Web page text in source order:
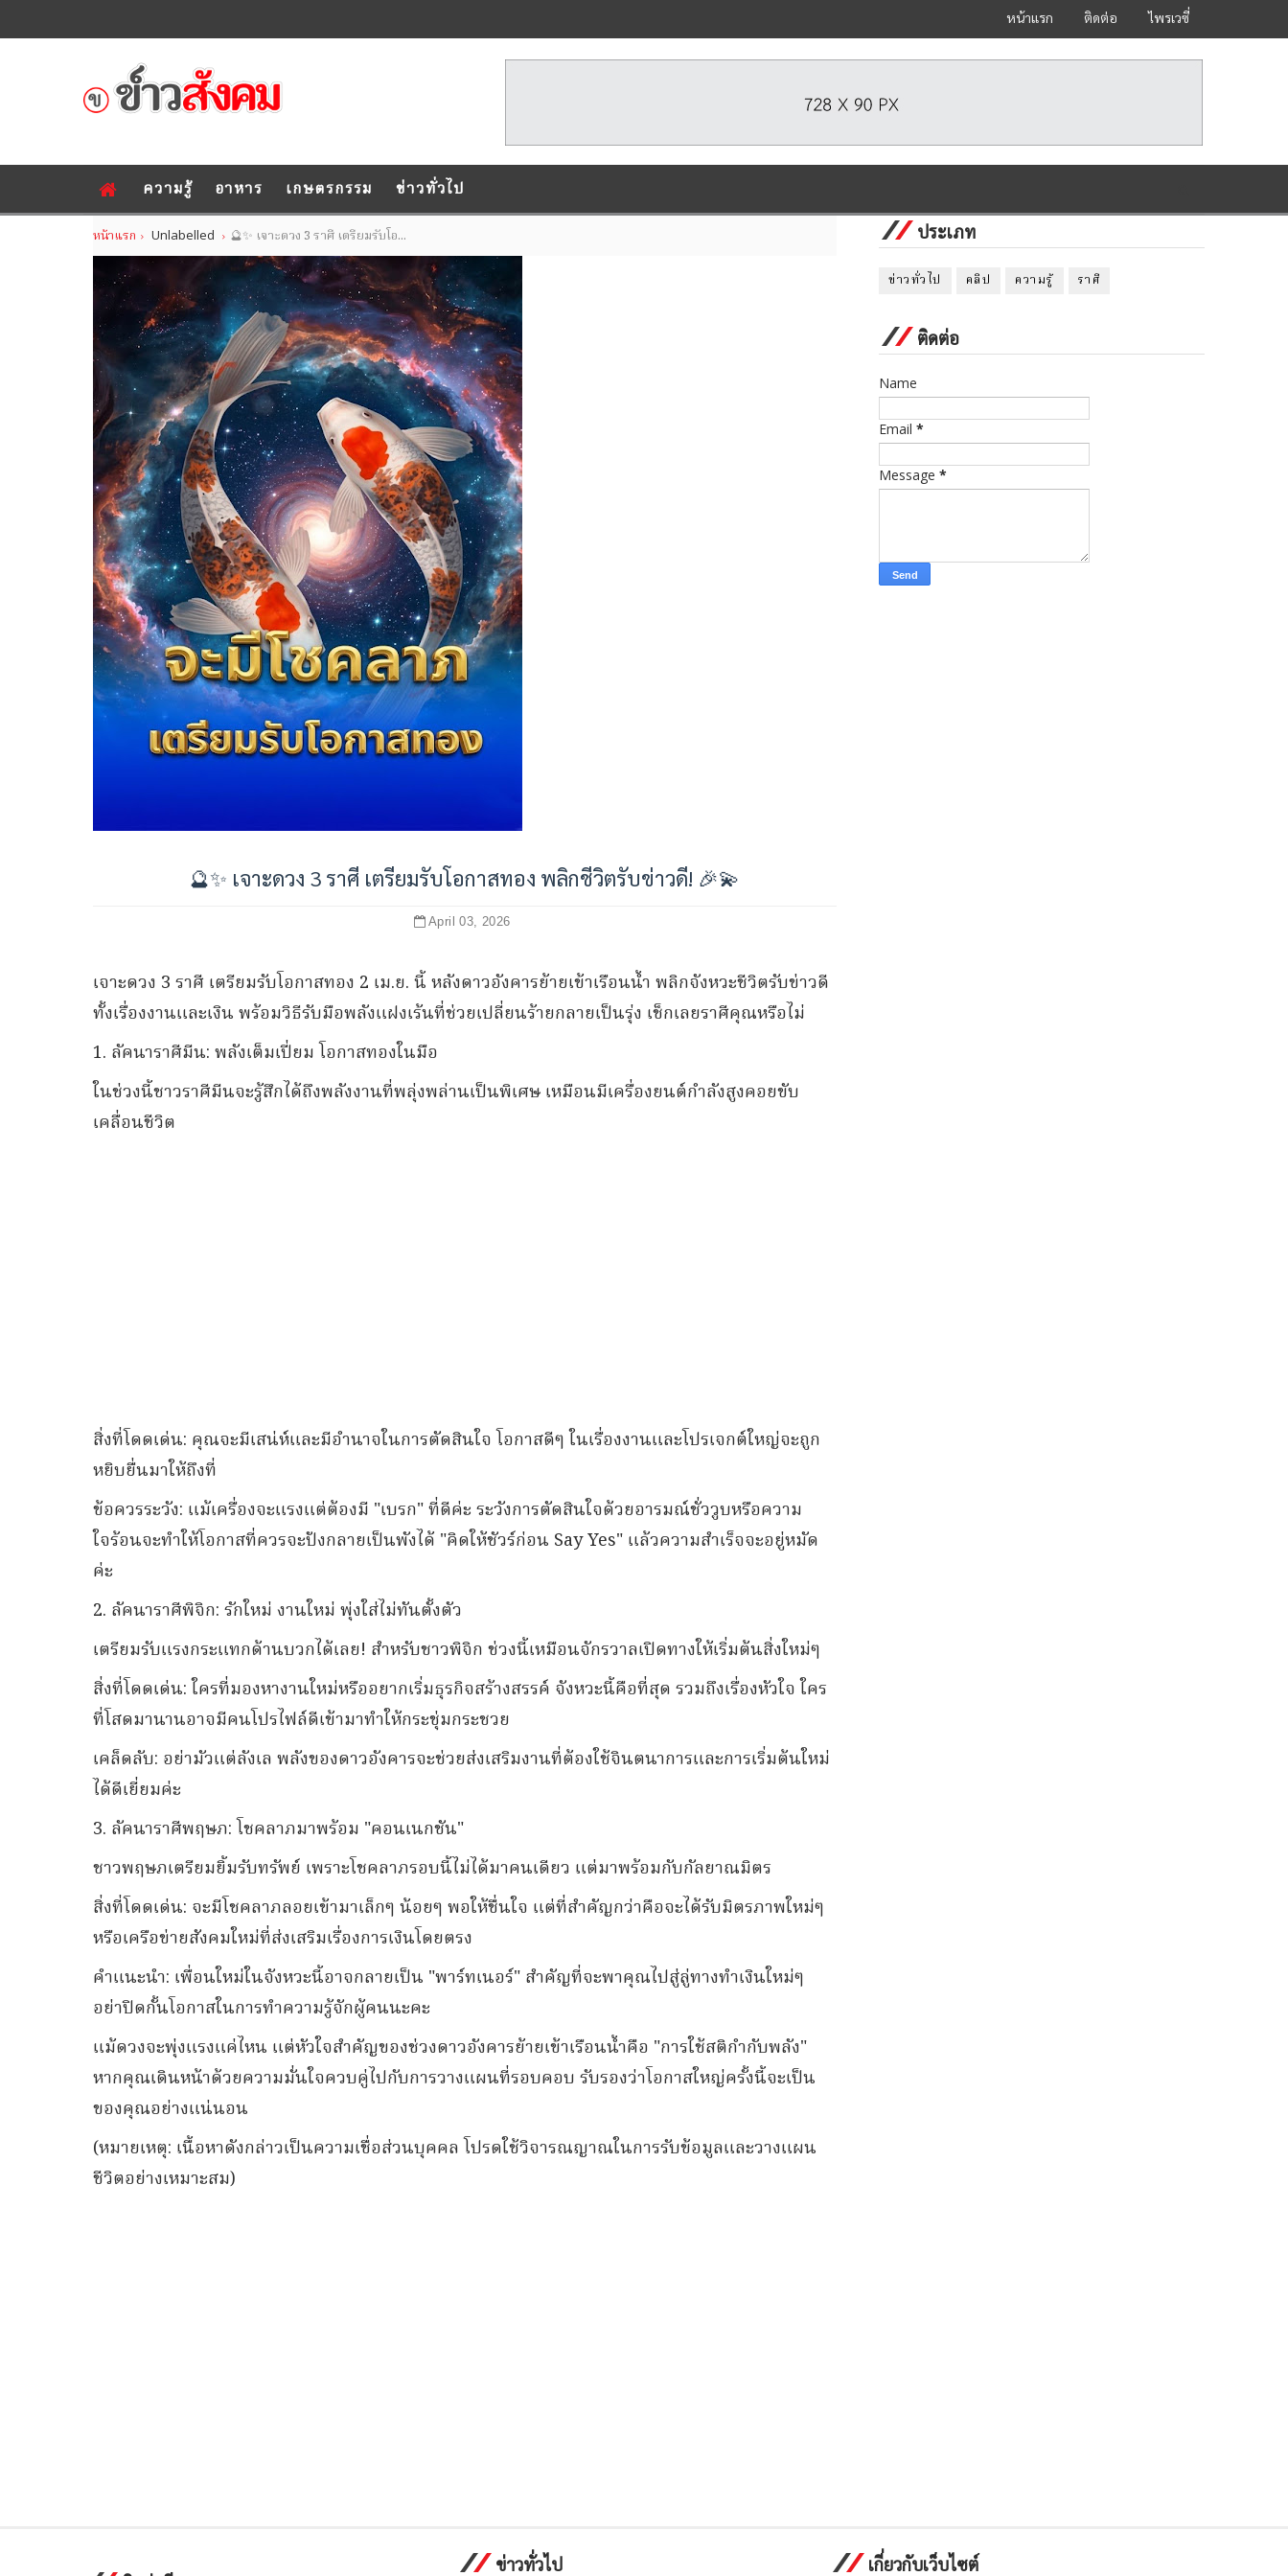
หน้าแรก ติดต่อ ไพรเวซี่
ความรู้ อาหาร เกษตรกรรม ข่าวทั่วไป
หน้าแรก Unlabelled 🔮✨ เจาะดวง 3 ราศี เตรียมรับโอ...
🔮✨ เจาะดวง 3 ราศี เตรียมรับโอกาสทอง พลิกชีวิตรับข่าวดี! 🎉💫
April 03, 2026
เจาะดวง 3 ราศี เตรียมรับโอกาสทอง 2 เม.ย. นี้ หลังดาวอังคารย้ายเข้าเรือนน้ำ พลิกจังหวะชีวิตรับข่าวดี
ทั้งเรื่องงานและเงิน พร้อมวิธีรับมือพลังแฝงเร้นที่ช่วยเปลี่ยนร้ายกลายเป็นรุ่ง เช็กเลยราศีคุณหรือไม่
1. ลัคนาราศีมีน: พลังเต็มเปี่ยม โอกาสทองในมือ
ในช่วงนี้ชาวราศีมีนจะรู้สึกได้ถึงพลังงานที่พลุ่งพล่านเป็นพิเศษ เหมือนมีเครื่องยนต์กำลังสูงคอยขับ
เคลื่อนชีวิต
สิ่งที่โดดเด่น: คุณจะมีเสน่ห์และมีอำนาจในการตัดสินใจ โอกาสดีๆ ในเรื่องงานและโปรเจกต์ใหญ่จะถูก
หยิบยื่นมาให้ถึงที่
ข้อควรระวัง: แม้เครื่องจะแรงแต่ต้องมี "เบรก" ที่ดีค่ะ ระวังการตัดสินใจด้วยอารมณ์ชั่ววูบหรือความ
ใจร้อนจะทำให้โอกาสที่ควรจะปังกลายเป็นพังได้ "คิดให้ชัวร์ก่อน Say Yes" แล้วความสำเร็จจะอยู่หมัด
ค่ะ
2. ลัคนาราศีพิจิก: รักใหม่ งานใหม่ พุ่งใส่ไม่ทันตั้งตัว
เตรียมรับแรงกระแทกด้านบวกได้เลย! สำหรับชาวพิจิก ช่วงนี้เหมือนจักรวาลเปิดทางให้เริ่มต้นสิ่งใหม่ๆ
สิ่งที่โดดเด่น: ใครที่มองหางานใหม่หรืออยากเริ่มธุรกิจสร้างสรรค์ จังหวะนี้คือที่สุด รวมถึงเรื่องหัวใจ ใคร
ที่โสดมานานอาจมีคนโปรไฟล์ดีเข้ามาทำให้กระชุ่มกระชวย
เคล็ดลับ: อย่ามัวแต่ลังเล พลังของดาวอังคารจะช่วยส่งเสริมงานที่ต้องใช้จินตนาการและการเริ่มต้นใหม่
ได้ดีเยี่ยมค่ะ
3. ลัคนาราศีพฤษภ: โชคลาภมาพร้อม "คอนเนกชัน"
ชาวพฤษภเตรียมยิ้มรับทรัพย์ เพราะโชคลาภรอบนี้ไม่ได้มาคนเดียว แต่มาพร้อมกับกัลยาณมิตร
สิ่งที่โดดเด่น: จะมีโชคลาภลอยเข้ามาเล็กๆ น้อยๆ พอให้ชื่นใจ แต่ที่สำคัญกว่าคือจะได้รับมิตรภาพใหม่ๆ
หรือเครือข่ายสังคมใหม่ที่ส่งเสริมเรื่องการเงินโดยตรง
คำแนะนำ: เพื่อนใหม่ในจังหวะนี้อาจกลายเป็น "พาร์ทเนอร์" สำคัญที่จะพาคุณไปสู่ลู่ทางทำเงินใหม่ๆ
อย่าปิดกั้นโอกาสในการทำความรู้จักผู้คนนะคะ
แม้ดวงจะพุ่งแรงแค่ไหน แต่หัวใจสำคัญของช่วงดาวอังคารย้ายเข้าเรือนน้ำคือ "การใช้สติกำกับพลัง"
หากคุณเดินหน้าด้วยความมั่นใจควบคู่ไปกับการวางแผนที่รอบคอบ รับรองว่าโอกาสใหญ่ครั้งนี้จะเป็น
ของคุณอย่างแน่นอน
(หมายเหตุ: เนื้อหาดังกล่าวเป็นความเชื่อส่วนบุคคล โปรดใช้วิจารณญาณในการรับข้อมูลและวางแผน
ชีวิตอย่างเหมาะสม)
ประเภท
ข่าวทั่วไป คลิป ความรู้ ราศี
ติดต่อ
Name
Email *
Message *
ข่าวทั่วไป เกี่ยวกับเว็บไซต์